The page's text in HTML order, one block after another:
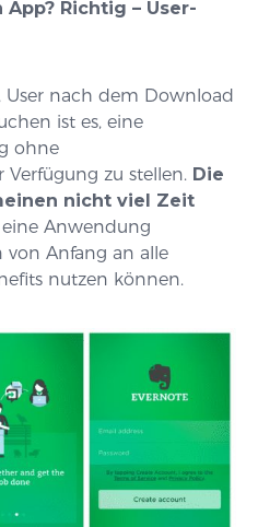
Richtig – User-
User nach dem Download
ist es, eine
ohne
zu stellen. Die
nicht viel Zeit
Anwendung
von Anfang an alle
nutzen können.